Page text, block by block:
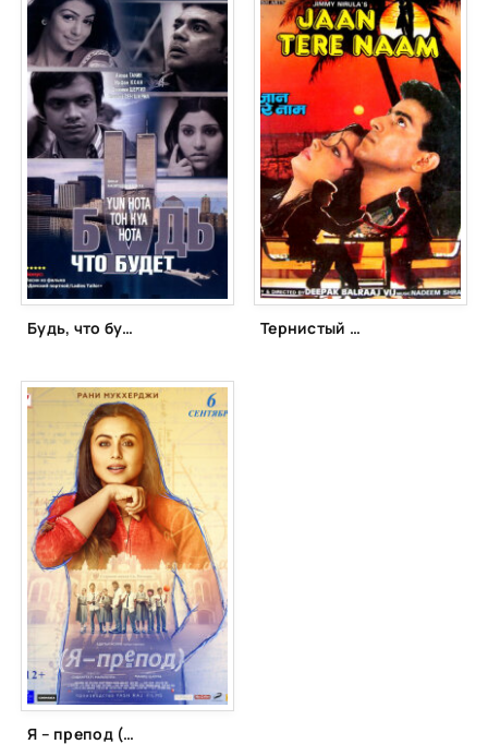
Будь, что будет (2006) Тернистый путь (1992)
Я – препод (2018)